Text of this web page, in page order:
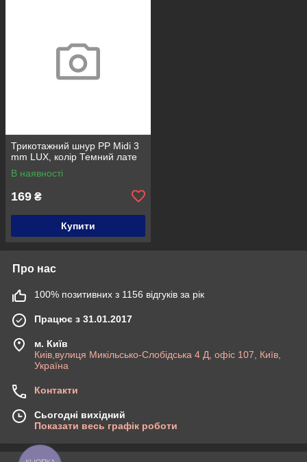
Трикотажний шнур PP Midi 3
mm LUX, колір Темний лате
В наявності
169 ₴
Купити
Про нас
100% позитивних з 1156 відгуків за рік
Працює з 31.01.2017
м. Київ
Киів,вулиця Микільсько-Слобідська 4 Д, офіс 107, Київ,
Україна
Контакти
Сьогодні вихідний
Показати весь графік роботи